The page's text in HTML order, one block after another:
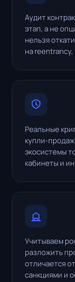
Аудит
этап, а не
нельзя
на
Реальные
купли-
экосистемы
кабинеты и
Учитываем
разложить
отличается
санкциями и